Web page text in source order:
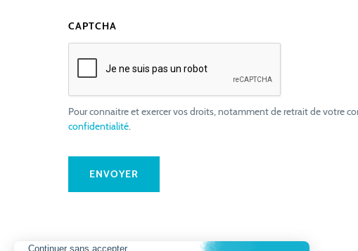
CAPTCHA
Pour connaitre et exercer vos droits, notamment de retrait de votre
confidentialité.